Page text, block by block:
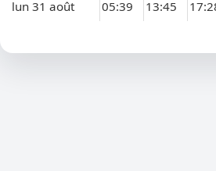
lun 31 août 05:39 13:45